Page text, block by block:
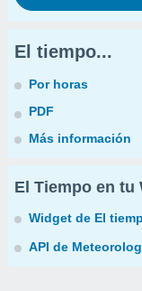
El tiempo...
Por horas
PDF
Más información
El Tiempo en tu
Widget de El
API de